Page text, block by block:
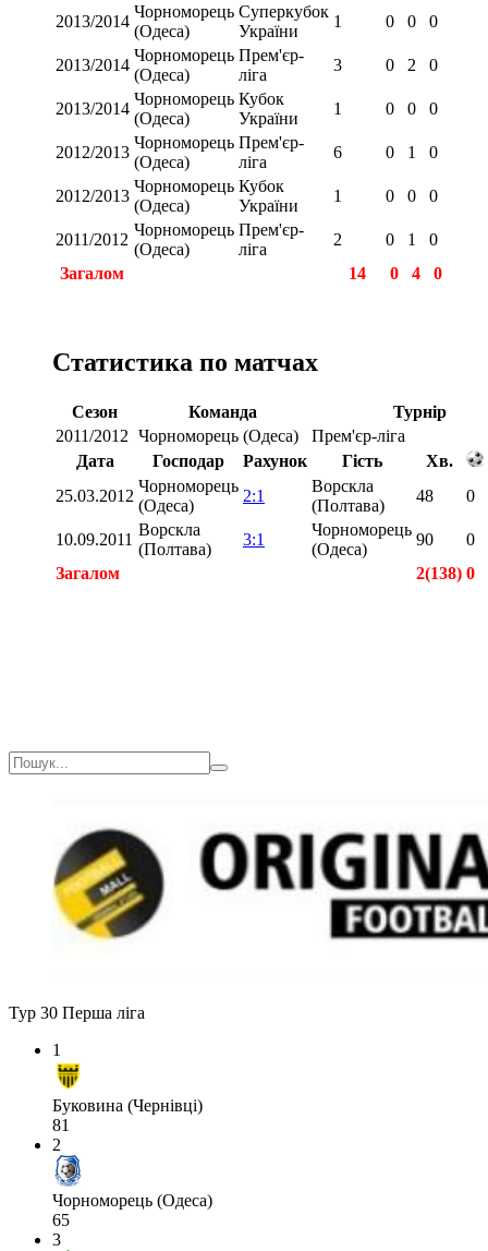
2013/2014
Чорноморець
(Одеса)
Суперкубок
України
1 0 0 0
2013/2014
Чорноморець
(Одеса)
Прем'єр-
ліга
3 0 2 0
2013/2014
Чорноморець
(Одеса)
Кубок
України
1 0 0 0
2012/2013
Чорноморець
(Одеса)
Прем'єр-
ліга
6 0 1 0
2012/2013
Чорноморець
(Одеса)
Кубок
України
1 0 0 0
2011/2012
Чорноморець
(Одеса)
Прем'єр-
ліга
2 0 1
0
Загалом
14 0 4 0
Статистика по матчах
Сезон Команда
Турнір
2011/2012 Чорноморець (Одеса)
Прем'єр-ліга
Дата
Господар Рахунок Гість
Хв.
25.03.2012
Чорноморець
(Одеса)
2:1
Ворскла
(Полтава)
48 0
10.09.2011
Ворскла
(Полтава)
3:1
Чорноморець
(Одеса)
90
0
Загалом
2(138) 0
Тур 30 Перша ліга
1
Буковина (Чернівці)
81
2
Чорноморець (Одеса)
65
3